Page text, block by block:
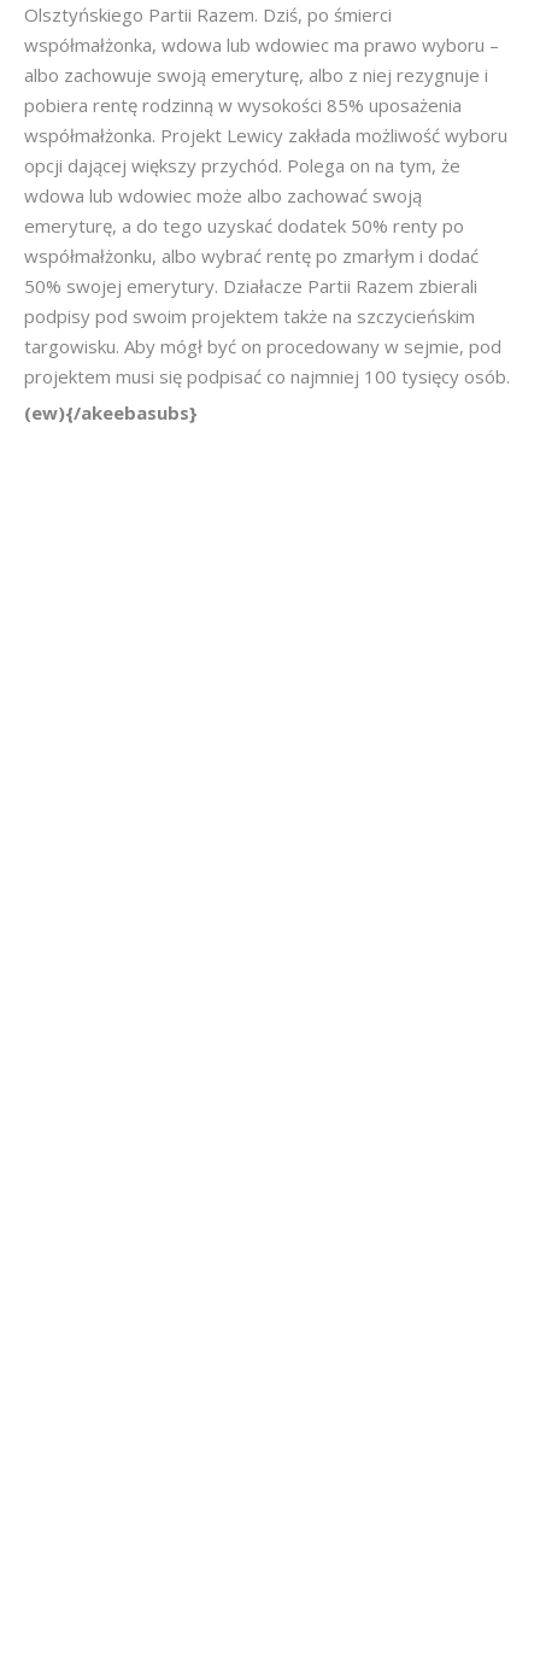
Olsztyńskiego Partii Razem. Dziś, po śmierci
współmałżonka, wdowa lub wdowiec ma prawo wyboru –
albo zachowuje swoją emeryturę, albo z niej rezygnuje i
pobiera rentę rodzinną w wysokości 85% uposażenia
współmałżonka. Projekt Lewicy zakłada możliwość wyboru
opcji dającej większy przychód. Polega on na tym, że
wdowa lub wdowiec może albo zachować swoją
emeryturę, a do tego uzyskać dodatek 50% renty po
współmałżonku, albo wybrać rentę po zmarłym i dodać
50% swojej emerytury. Działacze Partii Razem zbierali
podpisy pod swoim projektem także na szczycieńskim
targowisku. Aby mógł być on procedowany w sejmie, pod
projektem musi się podpisać co najmniej 100 tysięcy osób.
(ew){/akeebasubs}